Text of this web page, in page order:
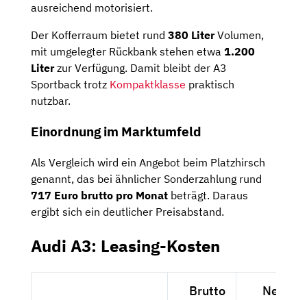
ausreichend motorisiert.
Der Kofferraum bietet rund 380 LiterVolumen,
mit umgelegter Rückbank stehen etwa 1.200
Literzur Verfügung. Damit bleibt der A3
Sportback trotz Kompaktklasse praktisch
nutzbar.
Einordnung im Marktumfeld
Als Vergleich wird ein Angebot beim Platzhirsch
genannt, das bei ähnlicher Sonderzahlung rund
717 Euro brutto pro Monat beträgt. Daraus
ergibt sich ein deutlicher Preisabstand.
Audi A3: Leasing-Kosten
Brutto
Netto